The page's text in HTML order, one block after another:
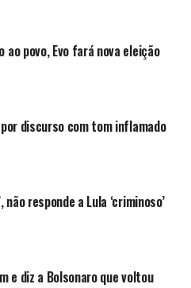
ao povo, Evo fará nova eleição
discurso com tom inflamado
não responde a Lula ‘criminoso’
e diz a Bolsonaro que voltou